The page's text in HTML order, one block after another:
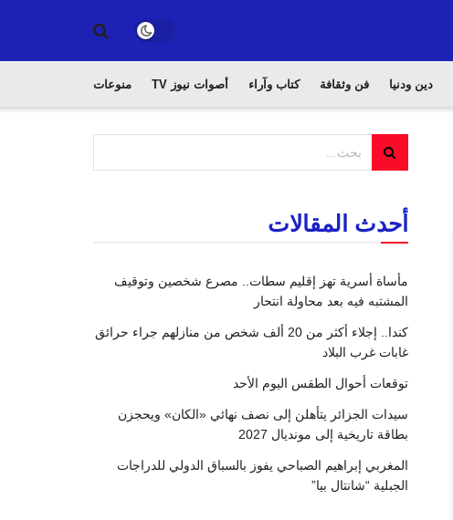
دين ودنيا فن وثقافة كتاب وآراء أصوات نيوز TV منوعات
أحدث المقالات
مأساة أسرية تهز إقليم سطات.. مصرع شخصين وتوقيف
المشتبه فيه بعد محاولة انتحار
كندا.. إجلاء أكثر من 20 ألف شخص من منازلهم جراء حرائق
غابات غرب البلاد
توقعات أحوال الطقس اليوم الأحد
سيدات الجزائر يتأهلن إلى نصف نهائي «الكان» ويحجزن
بطاقة تاريخية إلى مونديال 2027
المغربي إبراهيم الصباحي يفوز بالسباق الدولي للدراجات
الجبلية “شانتال بيا”